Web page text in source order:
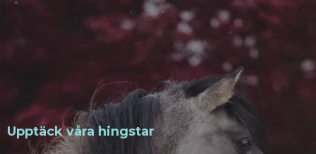
Upptäck våra hingstar